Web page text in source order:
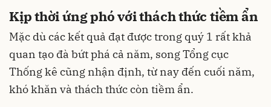
Kịp thời ứng phó với thách thức tiềm ẩn
Mặc dù các kết quả đạt được trong quý 1 rất khả
quan tạo đà bứt phá cả năm, song Tổng cục
Thống kê cũng nhận định, từ nay đến cuối năm,
khó khăn và thách thức còn tiềm ẩn.